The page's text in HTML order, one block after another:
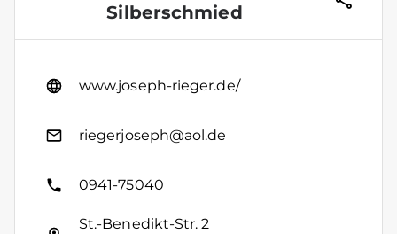
Silberschmied
www.joseph-rieger.de/
riegerjoseph@aol.de
0941-75040
St.-Benedikt-Str. 2